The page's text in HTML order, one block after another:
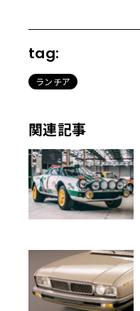
tag:
ランチア
関連記事